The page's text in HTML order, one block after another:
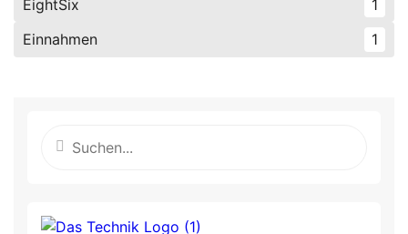
EightSix
1
Einnahmen
1